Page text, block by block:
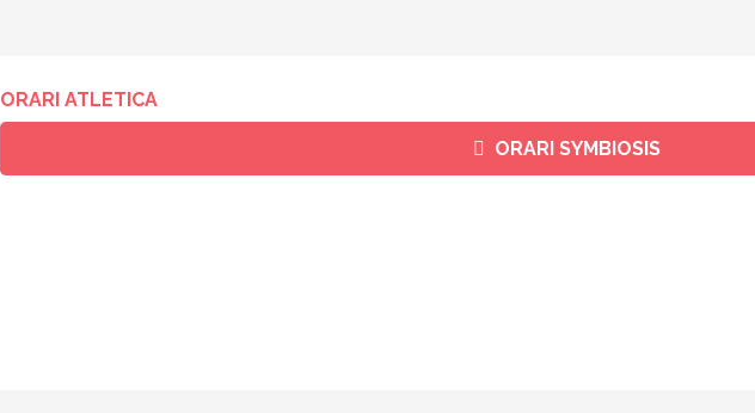
ORARI ATLETICA
ORARI SYMBIOSIS